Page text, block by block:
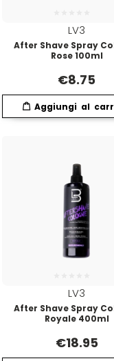
LV3
After Shave Spray
Rose 100ml
€8.75
LV3
After Shave Spray
Royale 400ml
€18.95